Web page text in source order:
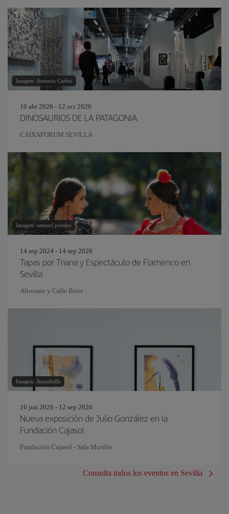
Imagen: Antonio Carlos
10 abr 2026 - 12 oct 2026
DINOSAURIOS DE LA PATAGONIA
CAIXAFORUM SEVILLA
Imagen: samuel perales
14 sep 2024 - 14 sep 2026
Tapas por Triana y Espectáculo de Flamenco en
Sevilla
Altozano y Calle Betis
Imagen: AnnaStills
16 jun 2026 - 12 sep 2026
Nueva exposición de Julio González en la
Fundación Cajasol
Fundación Cajasol - Sala Murillo
Consulta todos los eventos en Sevilla